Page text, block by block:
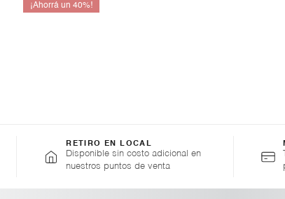
40
RETIRO EN LOCAL
Disponible sin costo adicional en
nuestros puntos de venta